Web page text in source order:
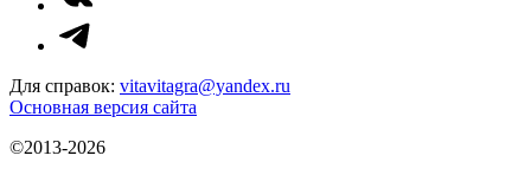
Для справок: vitavitagra@yandex.ru
Основная версия сайта
©2013-2026